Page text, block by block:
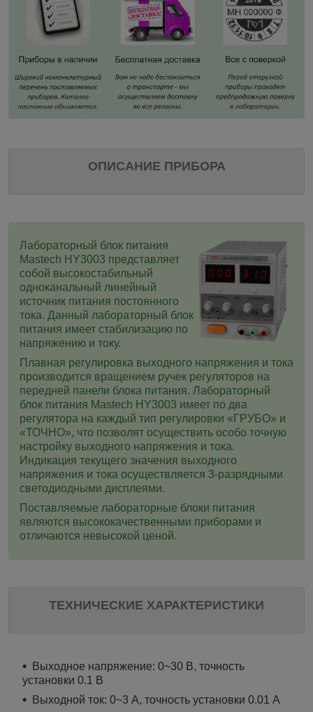
ОПИСАНИЕ ПРИБОРА
Лабораторный блок питания
Mastech HY3003 представляет
собой высокостабильный
одноканальный линейный
источник питания постоянного
тока. Данный лабораторный блок
питания имеет стабилизацию по
напряжению и току.
Плавная регулировка выходного напряжения и тока
производится вращением ручек регуляторов на
передней панели блока питания. Лабораторный
блок питания Mastech HY3003 имеет по два
регулятора на каждый тип регулировки «ГРУБО» и
«ТОЧНО», что позволят осуществить особо точную
настройку выходного напряжения и тока.
Индикация текущего значения выходного
напряжения и тока осуществляется 3-разрядными
светодиодными дисплеями.
Поставляемые лабораторные блоки питания
являются высококачественными приборами и
отличаются невысокой ценой.
ТЕХНИЧЕСКИЕ ХАРАКТЕРИСТИКИ
Выходное напряжение: 0~30 В, точность
установки 0.1 В
Выходной ток: 0~3 А, точность установки 0.01 А